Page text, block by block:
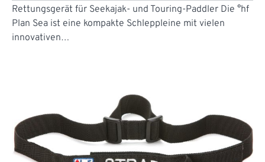
Rettungsgerät für Seekajak- und Touring-Paddler Die °hf
Plan Sea ist eine kompakte Schleppleine mit vielen
innovativen…